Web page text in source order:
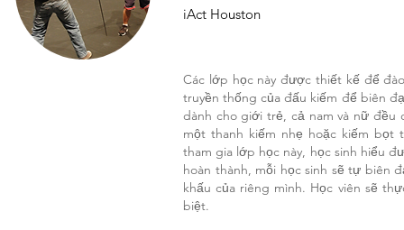
iAct Houston
Các lớp học này được thiết kế để
truyền thống của đấu kiếm để biên
dành cho giới trẻ, cả nam và nữ đều
một thanh kiếm nhẹ hoặc kiếm bọt
tham gia lớp học này, học sinh hiểu
hoàn thành, mỗi học sinh sẽ tự biên
khấu của riêng mình. Học viên sẽ
biệt.